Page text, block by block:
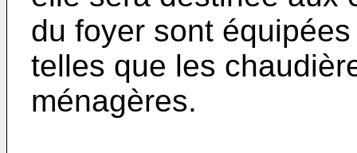
du foyer sont
telles que les
ménagères.